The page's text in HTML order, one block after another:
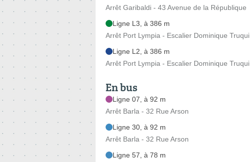
Arrêt Garibaldi - 43 Avenue de la République
Ligne L3, à 386 m
Arrêt Port Lympia - Escalier Dominique Truqui
Ligne L2, à 386 m
Arrêt Port Lympia - Escalier Dominique Truqui
En bus
Ligne 07, à 92 m
Arrêt Barla - 32 Rue Arson
Ligne 30, à 92 m
Arrêt Barla - 32 Rue Arson
Ligne 57, à 78 m